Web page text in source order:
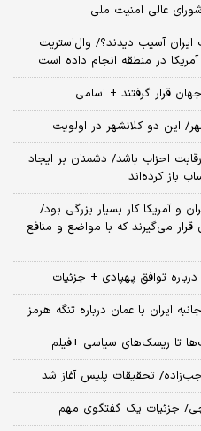
عالی امنیت ملی
ایران آسیب دیدند؟/ وال‌استریت
احزاب باشد/ دشمنان بر ایجاد
باز کرده‌اند
و آمریکا کار بسیار بزرگی بود/
می‌گیرند که با مواضع و منافع
توافق پهپادی + جزئیات
ایران با عمان درباره تنگه هرمز
تا ریسک‌های سیاسی +فیلم
تحقیقات پلیس آغاز شد
جزئیات یک گفتگوی مهم